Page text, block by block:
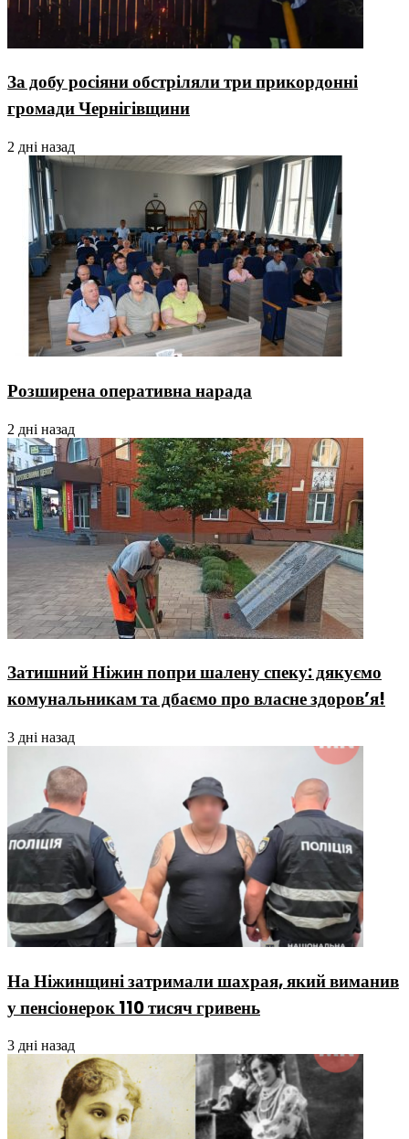
За добу росіяни обстріляли три прикордонні
громади Чернігівщини
2 дні назад
Розширена оперативна нарада
2 дні назад
Затишний Ніжин попри шалену спеку: дякуємо
комунальникам та дбаємо про власне здоров’я!
3 дні назад
На Ніжинщині затримали шахрая, який виманив
у пенсіонерок 110 тисяч гривень
3 дні назад